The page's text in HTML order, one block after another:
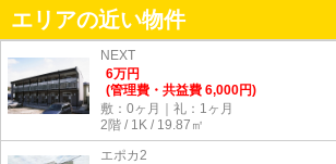
エリアの近い物件
NEXT
6万円
(管理費・共益費 6,000円)
敷：0ヶ月｜礼：1ヶ月
2階 / 1K / 19.87㎡
エポカ2